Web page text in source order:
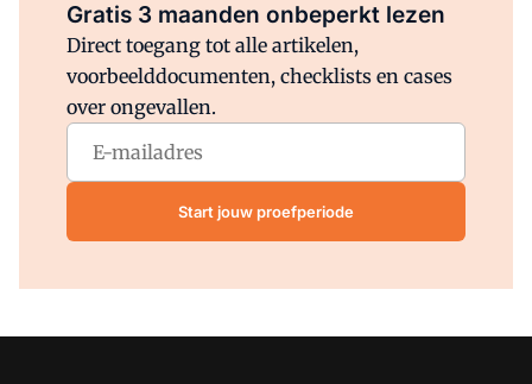
Gratis 3 maanden onbeperkt lezen
Direct toegang tot alle artikelen,
voorbeelddocumenten, checklists en cases
over ongevallen.
Start jouw proefperiode